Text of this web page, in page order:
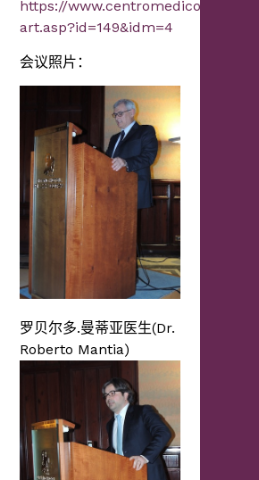
https://
art.asp?id=149&idm=4
会议照片：
罗贝尔多.曼蒂亚医生(Dr.
Roberto Mantia)